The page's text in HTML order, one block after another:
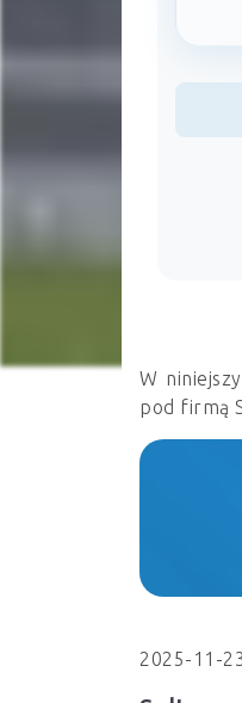
W
pod firmą
2025-11-